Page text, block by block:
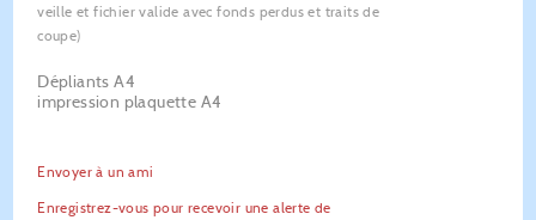
veille et fichier valide avec fonds perdus et traits de
coupe)
Dépliants A4
impression plaquette A4
Envoyer à un ami
Enregistrez-vous pour recevoir une alerte de